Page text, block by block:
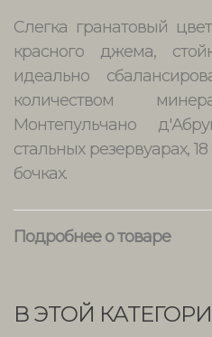
Слегка гранатовый
красного джема,
идеально
количеством
Монтепульчано
стальных резервуарах,
бочках.
Подробнее о товаре
В ЭТОЙ